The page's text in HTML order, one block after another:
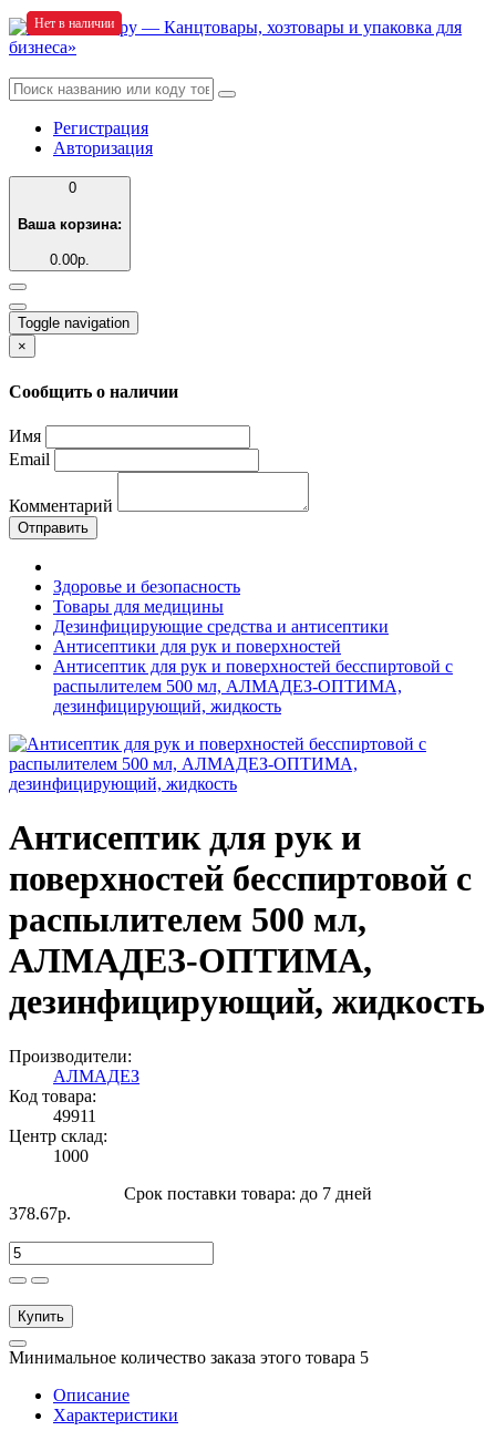
Регистрация
Авторизация
0
Ваша корзина:
0.00р.
Toggle navigation
×
Сообщить о наличии
Имя
Email
Комментарий
Отправить
Здоровье и безопасность
Товары для медицины
Дезинфицирующие средства и антисептики
Антисептики для рук и поверхностей
Антисептик для рук и поверхностей бесспиртовой с
распылителем 500 мл, АЛМАДЕЗ-ОПТИМА,
дезинфицирующий, жидкость
Антисептик для рук и
поверхностей бесспиртовой с
распылителем 500 мл,
АЛМАДЕЗ-ОПТИМА,
дезинфицирующий, жидкость
Производители:
АЛМАДЕЗ
Код товара:
49911
Центр склад:
1000
Срок поставки товара: до 7 дней
378.67р.
Купить
Минимальное количество заказа этого товара 5
Описание
Характеристики
Нет в наличии
Нет в наличии
Нет в наличии